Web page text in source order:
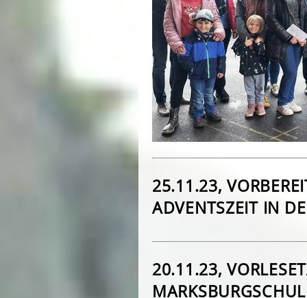
25.11.23,
ADVENTSZEIT IN
20.11.23,